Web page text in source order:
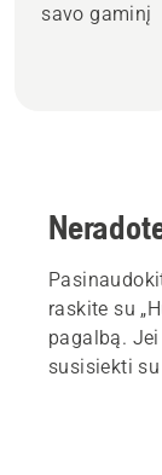
savo gaminį
raskite su
pagalbą.
susisiekti